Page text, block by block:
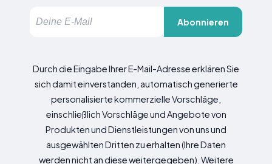
Abonnieren
Durch die Eingabe Ihrer E-Mail-Adresse erklären Sie
sich damit einverstanden, automatisch generierte
personalisierte kommerzielle Vorschläge,
einschließlich Vorschläge und Angebote von
Produkten und Dienstleistungen von uns und
ausgewählten Dritten zu erhalten (Ihre Daten
werden nicht an diese weitergegeben). Weitere